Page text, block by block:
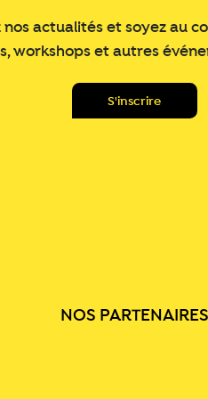
nos actualités et soyez au
workshops et autres
NOS PARTENAIRES